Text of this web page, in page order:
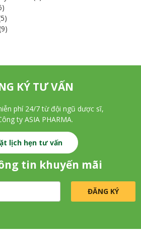
KÝ TƯ VẤN
phí 24/7 từ đội ngũ dược sĩ,
ty ASIA PHARMA.
lịch hẹn tư vấn
tin khuyến mãi